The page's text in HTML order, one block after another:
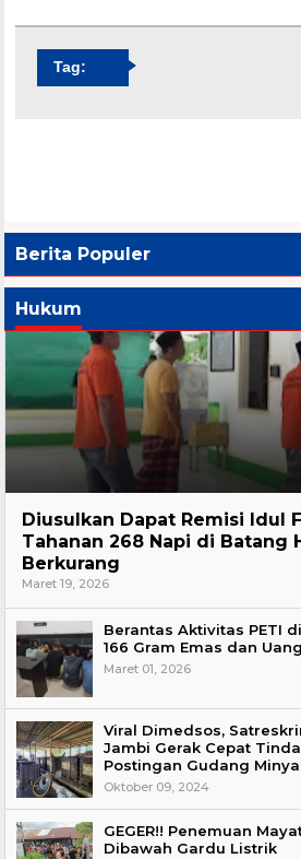
Tag:
Berita Populer
Hukum
Diusulkan Dapat Remisi Idul
Tahanan 268 Napi di Batang
Berkurang
Maret 19, 2026
Berantas Aktivitas PETI
166 Gram Emas dan
Maret 01, 2026
Viral Dimedsos,
Jambi Gerak Cepat
Postingan Gudang
Oktober 09, 2024
GEGER!! Penemuan
Dibawah Gardu Listrik